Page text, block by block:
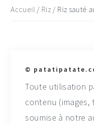
Accueil / Riz / Riz sauté
©
Toute utilisation
contenu (images,
soumise à notre